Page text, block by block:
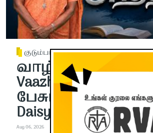
குடும்பம்
வாழ்வின் அர்த்தம்
Vaazhvin Artham |
பேசும் அன்பு | Sr.
Daisy | Chapter-26
Aug 06, 2026